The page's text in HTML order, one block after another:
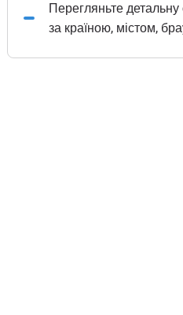
Перегляньте детальну
за країною, містом,